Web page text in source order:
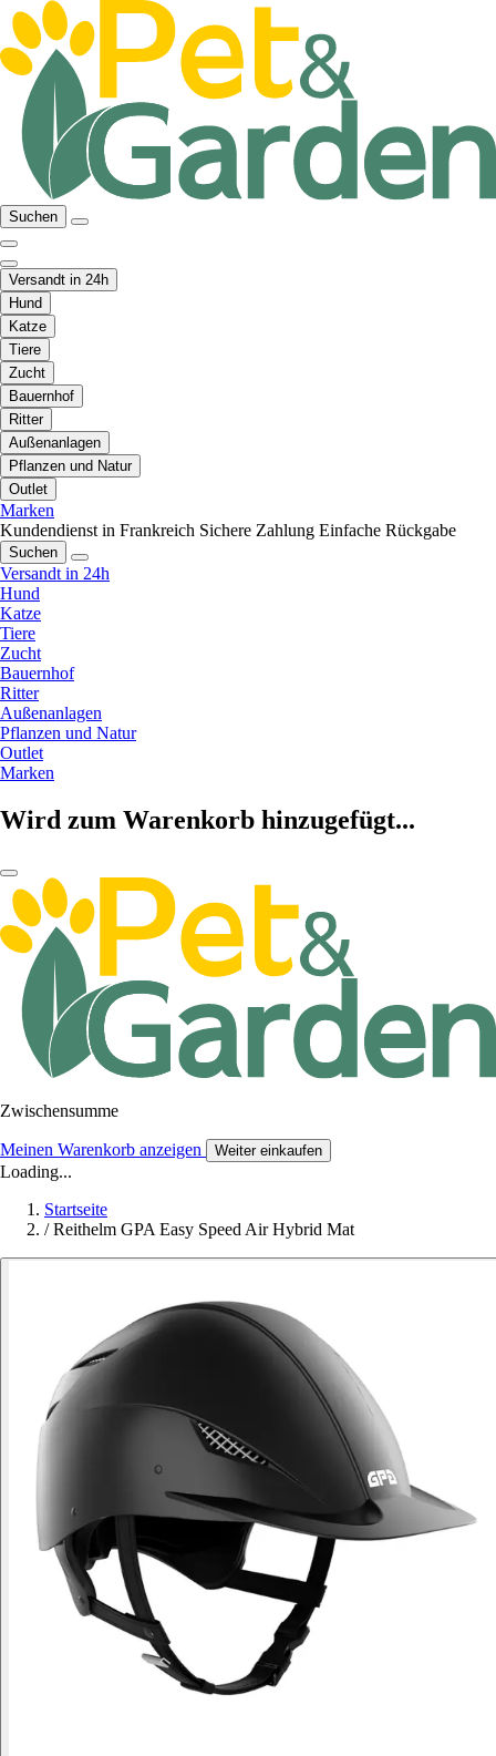
Suchen
Versandt in 24h
Hund
Katze
Tiere
Zucht
Bauernhof
Ritter
Außenanlagen
Pflanzen und Natur
Outlet
Marken
Kundendienst in Frankreich Sichere Zahlung Einfache Rückgabe
Suchen
Versandt in 24h
Hund
Katze
Tiere
Zucht
Bauernhof
Ritter
Außenanlagen
Pflanzen und Natur
Outlet
Marken
Wird zum Warenkorb hinzugefügt...
Zwischensumme
Meinen Warenkorb anzeigen Weiter einkaufen
Loading...
Startseite
/ Reithelm GPA Easy Speed Air Hybrid Mat